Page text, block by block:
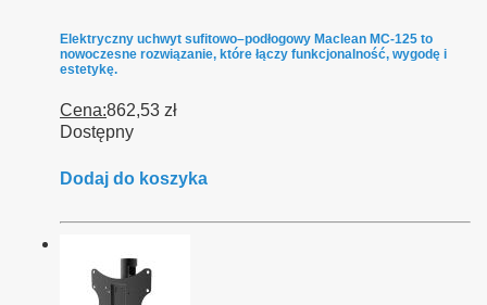
Elektryczny uchwyt sufitowo–podłogowy Maclean MC-125 to
nowoczesne rozwiązanie, które łączy funkcjonalność, wygodę i
estetykę.
Cena:862,53 zł
Dostępny
Dodaj do koszyka